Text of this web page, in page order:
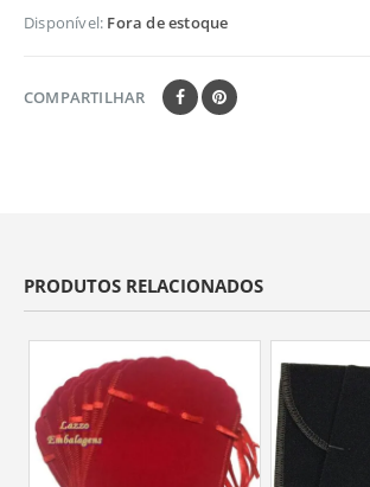
Disponível: Fora de estoque
COMPARTILHAR
PRODUTOS RELACIONADOS